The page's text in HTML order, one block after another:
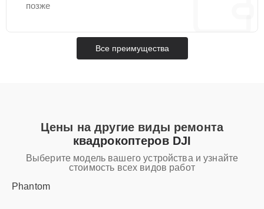
позже
Все преимущества
Цены на другие виды ремонта
квадрокоптеров DJI
Выберите модель вашего устройства и узнайте
стоимость всех видов работ
Phantom